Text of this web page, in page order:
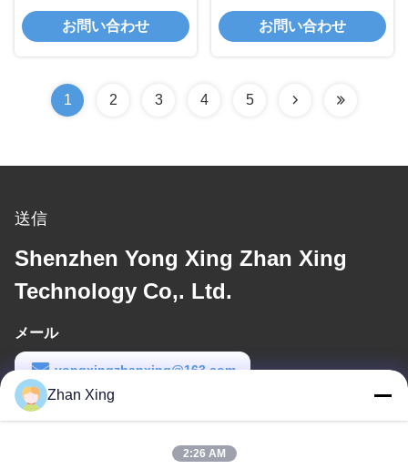
スクリューストラッピン
グバンド製造機械
お問い合わせ
PETストラップ製造ライ
ン
お問い合わせ
1 2 3 4 5
送信
Shenzhen Yong Xing Zhan Xing
Technology Co,. Ltd.
メール
yongxingzhanxing@163.com
労働時間
Zhan Xing
2:26 AM